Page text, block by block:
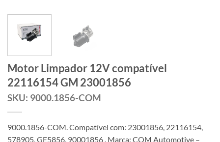
Motor Limpador 12V compatível
22116154 GM 23001856
SKU: 9000.1856-COM
9000.1856-COM. Compatível com: 23001856, 22116154,
578905, GE5856, 90001856 . Marca: COM Automotive –